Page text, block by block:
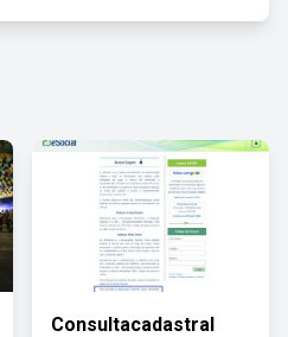
Consultacadastral